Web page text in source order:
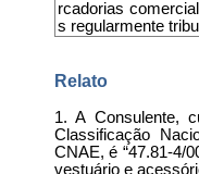
rcadorias
s regularmente
Relato
1. A Consulente,
Classificação
CNAE, é “47.81-4/
vestuário e